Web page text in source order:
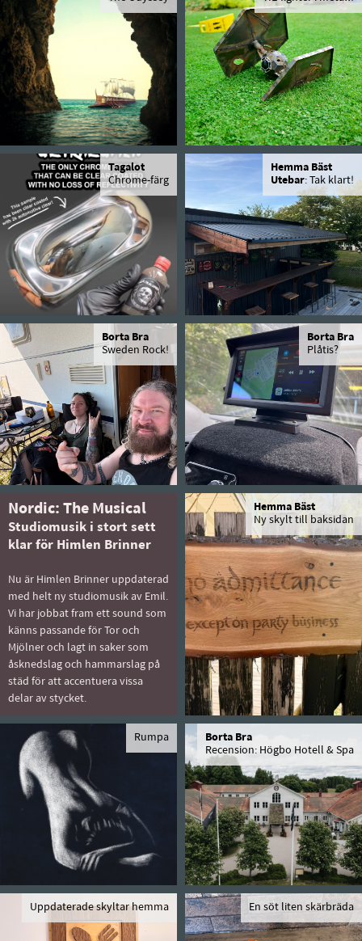
Tagalot
Chrome-färg
Hemma Bäst
Utebar: Tak klart!
Borta Bra
Sweden Rock!
Borta Bra
Plåtis?
Nordic: The Musical
Studiomusik i stort sett
klar för Himlen Brinner
Nu är Himlen Brinner uppdaterad
med helt ny studiomusik av Emil.
Vi har jobbat fram ett sound som
känns passande för Tor och
Mjölner och lagt in saker som
åsknedslag och hammarslag på
städ för att accentuera vissa
delar av stycket.
Hemma Bäst
Ny skylt till baksidan
Rumpa
Borta Bra
Recension: Högbo Hotell & Spa
Uppdaterade skyltar hemma En söt liten skärbräda